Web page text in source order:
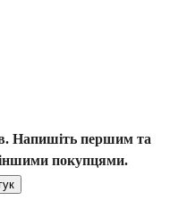
Напишіть першим та
іншими покупцями.